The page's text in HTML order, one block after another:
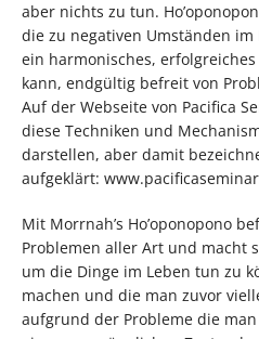
aber nichts zu tun.
die zu negativen Umständen
ein harmonisches,
kann, endgültig befreit von
Auf der Webseite von Pacifica
diese Techniken und
darstellen, aber damit
aufgeklärt:
Mit Morrnah’s Ho’oponopono
Problemen aller Art und macht
um die Dinge im Leben tun zu
machen und die man zuvor
aufgrund der Probleme die